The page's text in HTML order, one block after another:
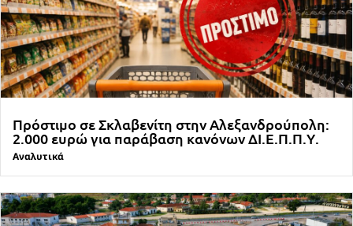
Πρόστιμο σε Σκλαβενίτη στην Αλεξανδρούπολη:
2.000 ευρώ για παράβαση κανόνων ΔΙ.Ε.Π.Π.Υ.
Αναλυτικά